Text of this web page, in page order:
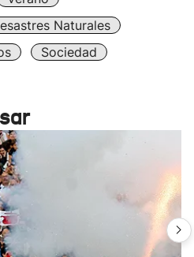
Naturales
Sociedad